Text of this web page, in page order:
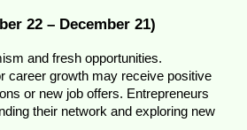
22 – December 21)
and fresh opportunities.
career growth may receive positive
or new job offers. Entrepreneurs
their network and exploring new